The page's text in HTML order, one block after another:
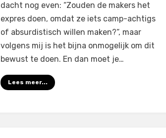
dacht nog even: “Zouden de makers het
expres doen, omdat ze iets camp-achtigs
of absurdistisch willen maken?“, maar
volgens mij is het bijna onmogelijk om dit
bewust te doen. En dan moet je…
Lees meer...